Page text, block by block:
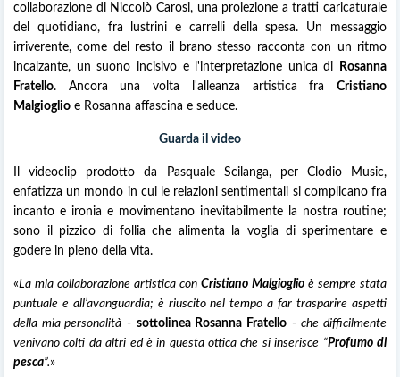
collaborazione di Niccolò Carosi, una proiezione a tratti caricaturale
del quotidiano, fra lustrini e carrelli della spesa. Un messaggio
irriverente, come del resto il brano stesso racconta con un ritmo
incalzante, un suono incisivo e l'interpretazione unica di
Rosanna
Fratello. Ancora una volta l'alleanza artistica fra Cristiano
Malgioglio e Rosanna affascina e seduce.
Guarda il video
Il videoclip prodotto da Pasquale Scilanga, per Clodio Music,
enfatizza un mondo in cui le relazioni sentimentali si complicano fra
incanto e ironia e movimentano inevitabilmente la nostra routine;
sono il pizzico di follia che alimenta la voglia di sperimentare e
godere in pieno della vita.
«La mia collaborazione artistica con Cristiano Malgioglio è sempre stata
puntuale e all’avanguardia; è riuscito nel tempo a far trasparire aspetti
della mia personalità - sottolinea Rosanna Fratello -che difficilmente
venivano colti da altri ed è in questa ottica che si inserisce “Profumo di
pesca”.»